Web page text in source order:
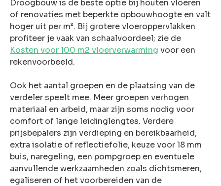
Droogbouw is de beste optie bij houten vloeren
of renovaties met beperkte opbouwhoogte en valt
hoger uit per m². Bij grotere vloeroppervlakken
profiteer je vaak van schaalvoordeel; zie de
Kosten voor 100 m2 vloerverwarming voor een
rekenvoorbeeld.
Ook het aantal groepen en de plaatsing van de
verdeler speelt mee. Meer groepen verhogen
materiaal en arbeid, maar zijn soms nodig voor
comfort of lange leidinglengtes. Verdere
prijsbepalers zijn verdieping en bereikbaarheid,
extra isolatie of reflectiefolie, keuze voor 18 mm
buis, naregeling, een pompgroep en eventuele
aanvullende werkzaamheden zoals dichtsmeren,
egaliseren of het voorbereiden van de